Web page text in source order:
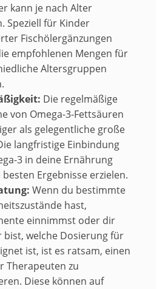
kann je nach Alter
Speziell für Kinder
Fischölergänzungen
empfohlenen Mengen für
Altersgruppen
Die regelmäßige
von Omega-3-Fettsäuren
als gelegentliche große
langfristige Einbindung
3 in deine Ernährung
besten Ergebnisse erzielen.
Wenn du bestimmte
hast,
einnimmst oder dir
bist, welche Dosierung für
ist, ist es ratsam, einen
Therapeuten zu
Diese können auf